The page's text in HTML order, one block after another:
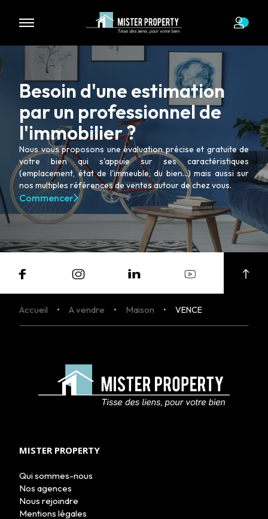
ACHETER
pour le moment , plusieurs options s'offrent à vous :
Transmettez-nous votre demande
Besoin d'une estimation
par un professionnel de
l'immobilier ?
Nous vous proposons une évaluation précise et gratuite de
votre bien qui s'appuie sur ses caractéristiques
(emplacement, état de l'immeuble, du bien...) mais aussi sur
nos multiples références de ventes autour de chez vous.
Commencer
Accueil A vendre Maison VENCE
MISTER PROPERTY
Qui sommes-nous
Nos agences
Nous rejoindre
Mentions légales